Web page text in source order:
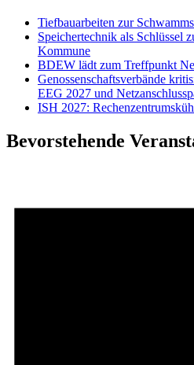
Tiefbauarbeiten zur
Speichertechnik als Schlüssel
Kommune
BDEW lädt zum Treffpunkt
Genossenschaftsverbände
EEG 2027 und
ISH 2027:
Bevorstehende